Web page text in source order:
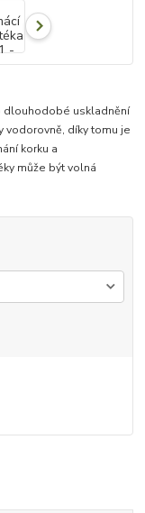
dlouhodobé uskladnění
vodorovně, díky tomu je
korku a
může být volná